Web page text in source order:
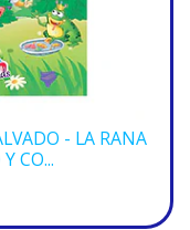
- LA RANA
CO...